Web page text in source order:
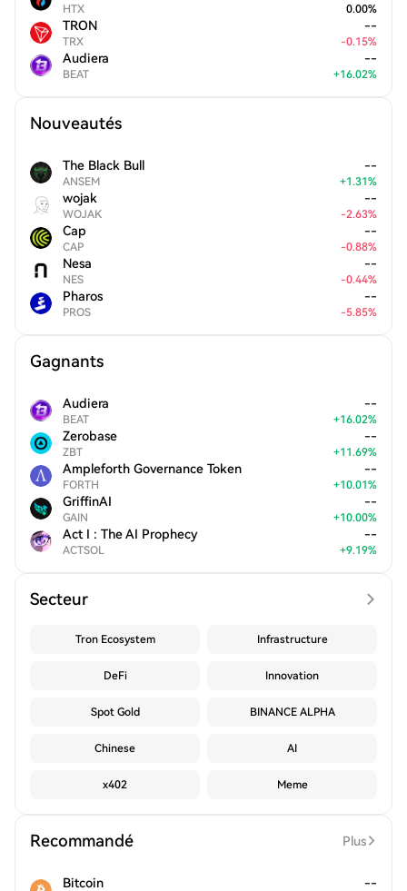
HTX 0.00%
TRON
TRX
--
-0.15%
Audiera
BEAT
--
+16.02%
Nouveautés
The Black Bull
ANSEM
--
+1.31%
wojak
WOJAK
--
-2.63%
Cap
CAP
--
-0.88%
Nesa
NES
--
-0.44%
Pharos
PROS
--
-5.85%
Gagnants
Audiera
BEAT
--
+16.02%
Zerobase
ZBT
--
+11.69%
Ampleforth Governance Token
FORTH
--
+10.01%
GriffinAI
GAIN
--
+10.00%
Act I : The AI Prophecy
ACTSOL
--
+9.19%
Secteur
Tron Ecosystem Infrastructure
DeFi Innovation
Spot Gold BINANCE ALPHA
Chinese AI
x402 Meme
Recommandé Plus
Bitcoin --